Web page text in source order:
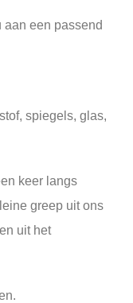
een passend
spiegels, glas,
keer langs
greep uit ons
uit het